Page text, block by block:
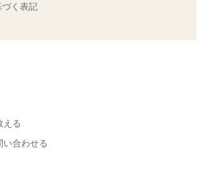
く表記
える
い合わせる